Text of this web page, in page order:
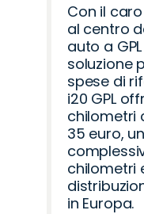
Con il
al centro
auto a
soluzione
spese di
i20 GPL
chilometri
35 euro,
chilometri
in Europa.